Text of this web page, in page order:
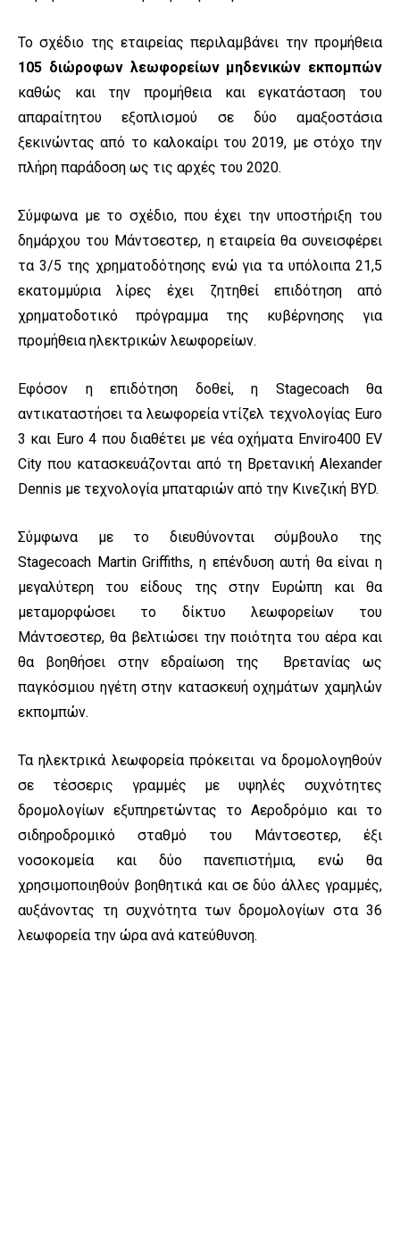
Το σχέδιο της εταιρείας περιλαμβάνει την προμήθεια
105 διώροφων λεωφορείων μηδενικών εκπομπών
καθώς και την προμήθεια και εγκατάσταση του
απαραίτητου εξοπλισμού σε δύο αμαξοστάσια
ξεκινώντας από το καλοκαίρι του 2019, με στόχο την
πλήρη παράδοση ως τις αρχές του 2020.
Σύμφωνα με το σχέδιο, που έχει την υποστήριξη του
δημάρχου του Μάντσεστερ, η εταιρεία θα συνεισφέρει
τα 3/5 της χρηματοδότησης ενώ για τα υπόλοιπα 21,5
εκατομμύρια λίρες έχει ζητηθεί επιδότηση από
χρηματοδοτικό πρόγραμμα της κυβέρνησης για
προμήθεια ηλεκτρικών λεωφορείων.
Εφόσον η επιδότηση δοθεί, η Stagecoach θα
αντικαταστήσει τα λεωφορεία ντίζελ τεχνολογίας Euro
3 και Euro 4 που διαθέτει με νέα οχήματα Enviro400 EV
City που κατασκευάζονται από τη Βρετανική Alexander
Dennis με τεχνολογία μπαταριών από την Κινεζική BYD.
Σύμφωνα με το διευθύνονται σύμβουλο της
Stagecoach Martin Griffiths, η επένδυση αυτή θα είναι η
μεγαλύτερη του είδους της στην Ευρώπη και θα
μεταμορφώσει το δίκτυο λεωφορείων του
Μάντσεστερ, θα βελτιώσει την ποιότητα του αέρα και
θα βοηθήσει στην εδραίωση της Βρετανίας ως
παγκόσμιου ηγέτη στην κατασκευή οχημάτων χαμηλών
εκπομπών.
Τα ηλεκτρικά λεωφορεία πρόκειται να δρομολογηθούν
σε τέσσερις γραμμές με υψηλές συχνότητες
δρομολογίων εξυπηρετώντας το Αεροδρόμιο και το
σιδηροδρομικό σταθμό του Μάντσεστερ, έξι
νοσοκομεία και δύο πανεπιστήμια, ενώ θα
χρησιμοποιηθούν βοηθητικά και σε δύο άλλες γραμμές,
αυξάνοντας τη συχνότητα των δρομολογίων στα 36
λεωφορεία την ώρα ανά κατεύθυνση.